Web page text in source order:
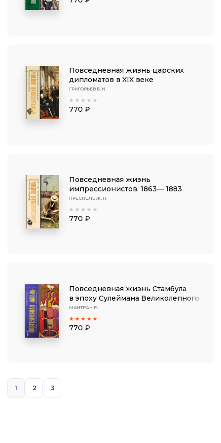
Повседневная жизнь царских
дипломатов в XIX веке
ГРИГОРЬЕВ Б. Н.
770 ₽
Повседневная жизнь
импрессионистов. 1863— 1883
КРЕСПЕЛЬ Ж. П.
770 ₽
Повседневная жизнь Стамбула
в эпоху Сулеймана Великолепного
МАНТРАН Р.
770 ₽
1 2 3